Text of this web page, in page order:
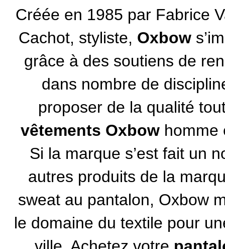
Créée en 1985 par Fabrice
Cachot, styliste, Oxbow
grâce à des soutiens de
dans nombre de
proposer de la qualité
vêtements Oxbow homme
Si la marque s’est fait un
autres produits de la
sweat au pantalon, Oxbow
le domaine du textile pour